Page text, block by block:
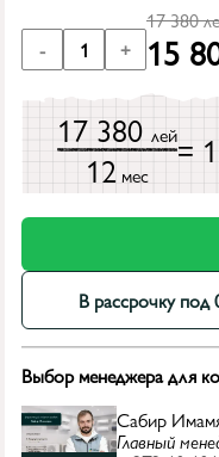
- 1 +
17 380
15
17 380 лей
12мес
=
В рассрочку под
Выбор менеджера для
Сабир
Главный